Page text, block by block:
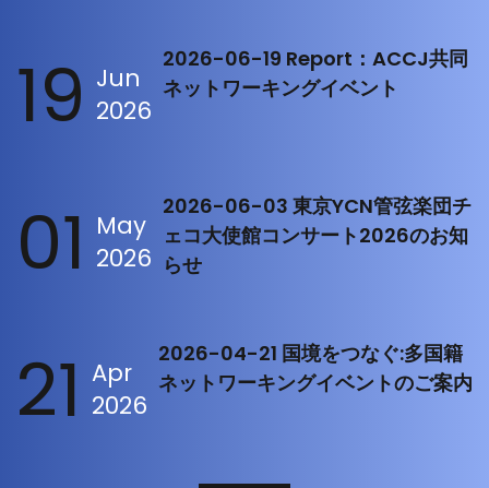
19 Jun
2026
2026-06-19 Report：ACCJ共同
ネットワーキングイベント
01 May
2026
2026-06-03 東京YCN管弦楽団チ
ェコ大使館コンサート2026のお知
らせ
21 Apr
2026
2026-04-21 国境をつなぐ:多国籍
ネットワーキングイベントのご案内